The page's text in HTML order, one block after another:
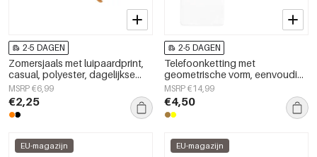
2-5 DAGEN
Zomersjaals met luipaardprint,
casual, polyester, dagelijkse
accessoires
MSRP €6,99
€2,25
2-5 DAGEN
Telefoonketting met
geometrische vorm, eenvoudig,
acryl, dagelijks accessoire
MSRP €14,99
€4,50
EU-magazijn EU-magazijn